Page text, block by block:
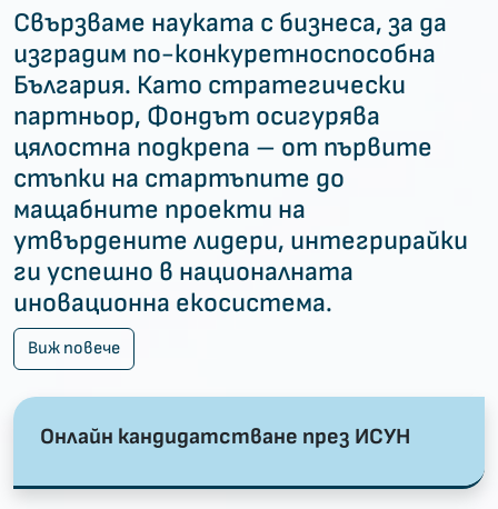
Свързваме науката с бизнеса, за да
изградим по-конкуретноспособна
България. Като стратегически
партньор, Фондът осигурява
цялостна подкрепа – от първите
стъпки на стартъпите до
мащабните проекти на
утвърдените лидери, интегрирайки
ги успешно в националната
иновационна екосистема.
Виж повече
Онлайн кандидатстване през ИСУН